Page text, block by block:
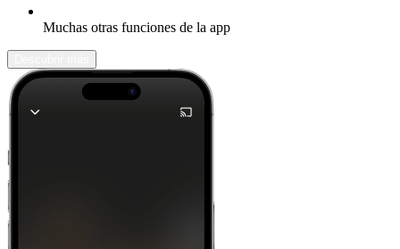
Muchas otras funciones de la app